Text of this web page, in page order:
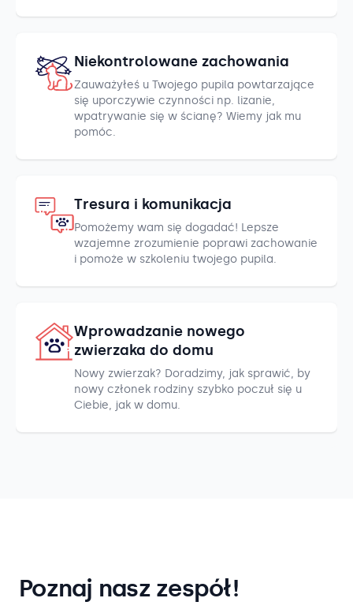
Niekontrolowane zachowania
Zauważyłeś u Twojego pupila powtarzające
się uporczywie czynności np. lizanie,
wpatrywanie się w ścianę? Wiemy jak mu
pomóc.
Tresura i komunikacja
Pomożemy wam się dogadać! Lepsze
wzajemne zrozumienie poprawi zachowanie
i pomoże w szkoleniu twojego pupila.
Wprowadzanie nowego
zwierzaka do domu
Nowy zwierzak? Doradzimy, jak sprawić, by
nowy członek rodziny szybko poczuł się u
Ciebie, jak w domu.
Poznaj nasz zespół!